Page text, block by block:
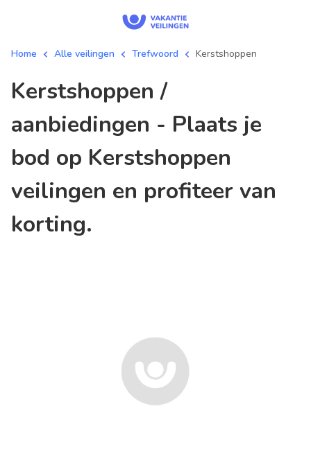
Home Alle veilingen Trefwoord Kerstshoppen
Kerstshoppen /
aanbiedingen - Plaats je
bod op Kerstshoppen
veilingen en profiteer van
korting.